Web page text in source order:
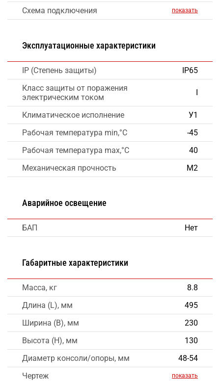
Схема подключения показать
Эксплуатационные характеристики
IP (Степень защиты)
IP65
Класс защиты от поражения
электрическим током
Климатическое исполнение
У1
Рабочая температура min,°C
-45
Рабочая температура max,°C
40
Механическая прочность
М2
Аварийное освещение
БАП Нет
Габаритные характеристики
Масса, кг
8.8
Длина (L), мм
495
Ширина (B), мм
230
Высота (H), мм
130
Диаметр консоли/опоры, мм
48-54
Чертеж
показать